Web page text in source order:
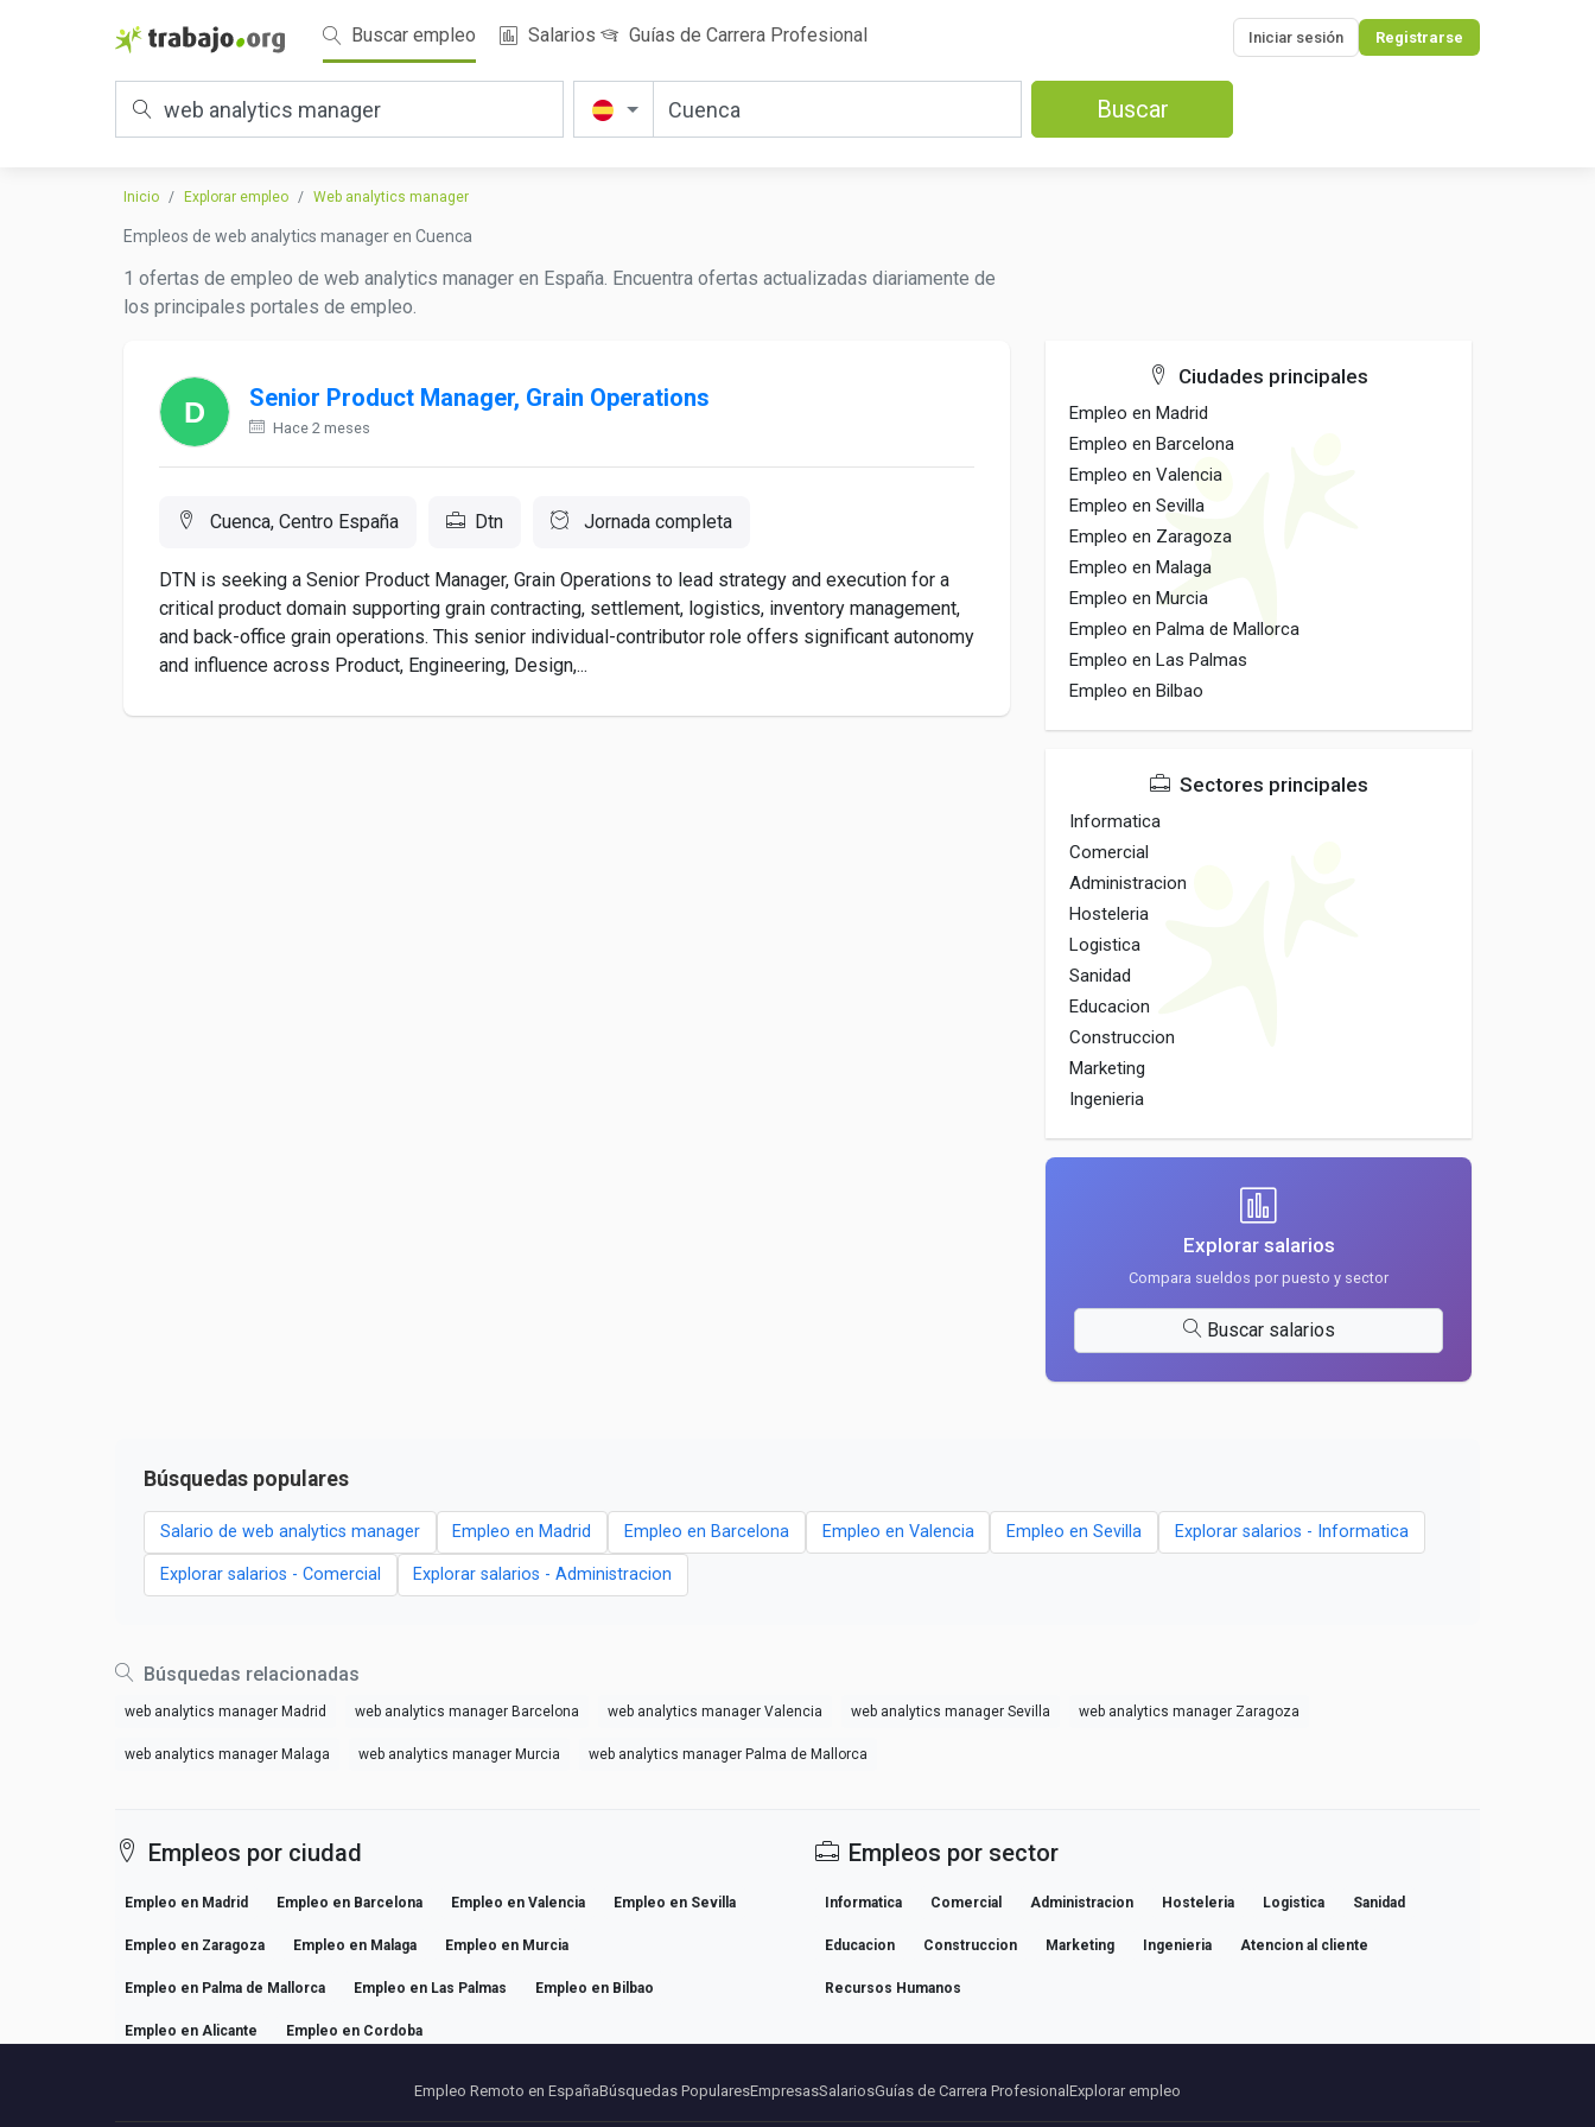
Buscar empleo Salarios Guías de Carrera Profesional Iniciar sesión Registrarse
Buscar
Inicio Explorar empleo Web analytics manager
Empleos de web analytics manager en Cuenca
1 ofertas de empleo de web analytics manager en España. Encuentra ofertas actualizadas diariamente de
los principales portales de empleo.
Senior Product Manager, Grain Operations
Hace 2 meses
Cuenca, Centro España Dtn Jornada completa
DTN is seeking a Senior Product Manager, Grain Operations to lead strategy and execution for a
critical product domain supporting grain contracting, settlement, logistics, inventory management,
and back-office grain operations. This senior individual-contributor role offers significant autonomy
and influence across Product, Engineering, Design,...
Ciudades principales
Empleo en Madrid
Empleo en Barcelona
Empleo en Valencia
Empleo en Sevilla
Empleo en Zaragoza
Empleo en Malaga
Empleo en Murcia
Empleo en Palma de Mallorca
Empleo en Las Palmas
Empleo en Bilbao
Sectores principales
Informatica
Comercial
Administracion
Hosteleria
Logistica
Sanidad
Educacion
Construccion
Marketing
Ingenieria
Explorar salarios
Compara sueldos por puesto y sector
Buscar salarios
Búsquedas populares
Salario de web analytics manager Empleo en Madrid Empleo en Barcelona Empleo en Valencia Empleo en Sevilla Explorar salarios - Informatica
Explorar salarios - Comercial Explorar salarios - Administracion
Búsquedas relacionadas
web analytics manager Madrid web analytics manager Barcelona web analytics manager Valencia web analytics manager Sevilla web analytics manager Zaragoza
web analytics manager Malaga web analytics manager Murcia web analytics manager Palma de Mallorca
Empleos por ciudad
Empleo en Madrid Empleo en Barcelona Empleo en Valencia Empleo en Sevilla
Empleo en Zaragoza Empleo en Malaga Empleo en Murcia
Empleo en Palma de Mallorca Empleo en Las Palmas Empleo en Bilbao
Empleo en Alicante Empleo en Cordoba
Empleos por sector
Informatica Comercial Administracion Hosteleria Logistica Sanidad
Educacion Construccion Marketing Ingenieria Atencion al cliente
Recursos Humanos
Empleo Remoto en EspañaBúsquedas PopularesEmpresasSalariosGuías de Carrera Profesional Explorar empleo